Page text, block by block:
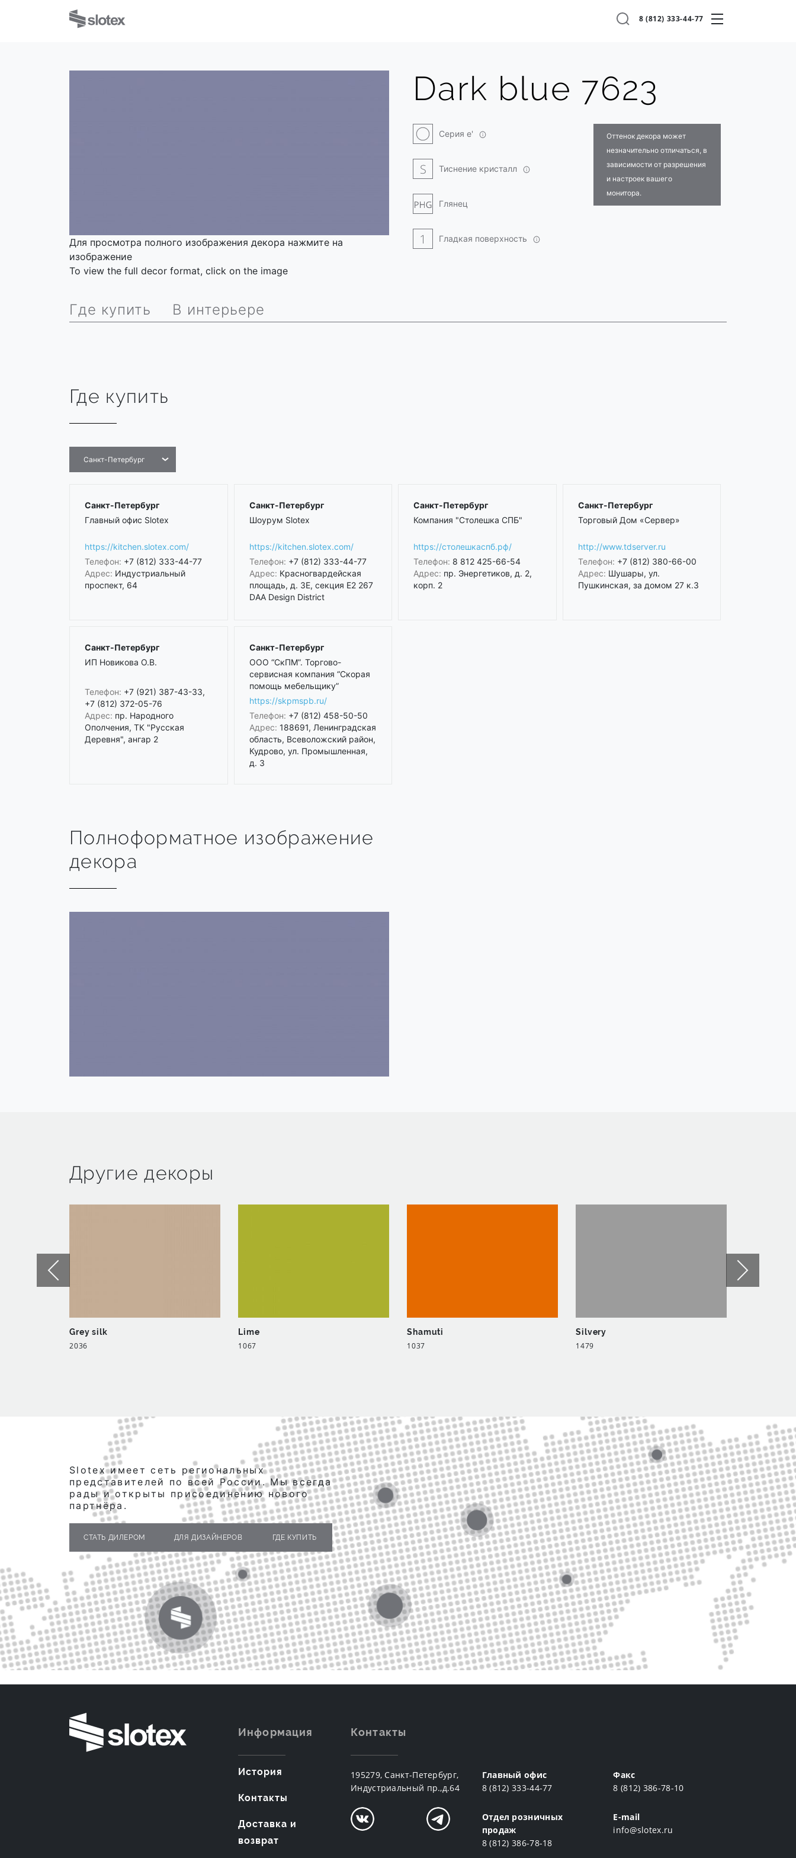
8 (812) 333-44-77
Для просмотра полного изображения декора нажмите на
изображение
To view the full decor format, click on the image
Dark blue 7623
Серия e'
Тиснение кристалл
Глянец
Гладкая поверхность
Оттенок декора может
незначительно отличаться, в
зависимости от разрешения
и настроек вашего
монитора.
Где купить В интерьере
Где купить
Санкт-Петербург
Санкт-Петербург
Главный офис Slotex
https://kitchen.slotex.com/
Телефон: +7 (812) 333-44-77
Адрес: Индустриальный
проспект, 64
Санкт-Петербург
Шоурум Slotex
https://kitchen.slotex.com/
Телефон: +7 (812) 333-44-77
Адрес: Красногвардейская
площадь, д. 3Е, секция Е2 267
DAA Design District
Санкт-Петербург
Компания "Столешка СПБ"
https://столешкаспб.рф/
Телефон: 8 812 425-66-54
Адрес: пр. Энергетиков, д. 2,
корп. 2
Санкт-Петербург
Торговый Дом «Сервер»
http://www.tdserver.ru
Телефон: +7 (812) 380-66-00
Адрес: Шушары, ул.
Пушкинская, за домом 27 к.3
Санкт-Петербург
ИП Новикова О.В.
Телефон: +7 (921) 387-43-33,
+7 (812) 372-05-76
Адрес: пр. Народного
Ополчения, ТК "Русская
Деревня", ангар 2
Санкт-Петербург
ООО “СкПМ”. Торгово-
сервисная компания “Скорая
помощь мебельщику”
https://skpmspb.ru/
Телефон: +7 (812) 458-50-50
Адрес: 188691, Ленинградская
область, Всеволожский район,
Кудрово, ул. Промышленная,
д. 3
Полноформатное изображение
декора
Другие декоры
Grey silk
2036
Lime
1067
Shamuti
1037
Silvery
1479
Slotex имеет сеть региональных
представителей по всей России. Мы всегда
рады и открыты присоединению нового
партнёра.
СТАТЬ ДИЛЕРОМ ДЛЯ ДИЗАЙНЕРОВ ГДЕ КУПИТЬ
Информация
История
Контакты
Доставка и
возврат
Контакты
195279, Санкт-Петербург,
Индустриальный пр.,д.64
Главный офис
8 (812) 333-44-77
Отдел розничных
продаж
8 (812) 386-78-18
Факс
8 (812) 386-78-10
E-mail
info@slotex.ru